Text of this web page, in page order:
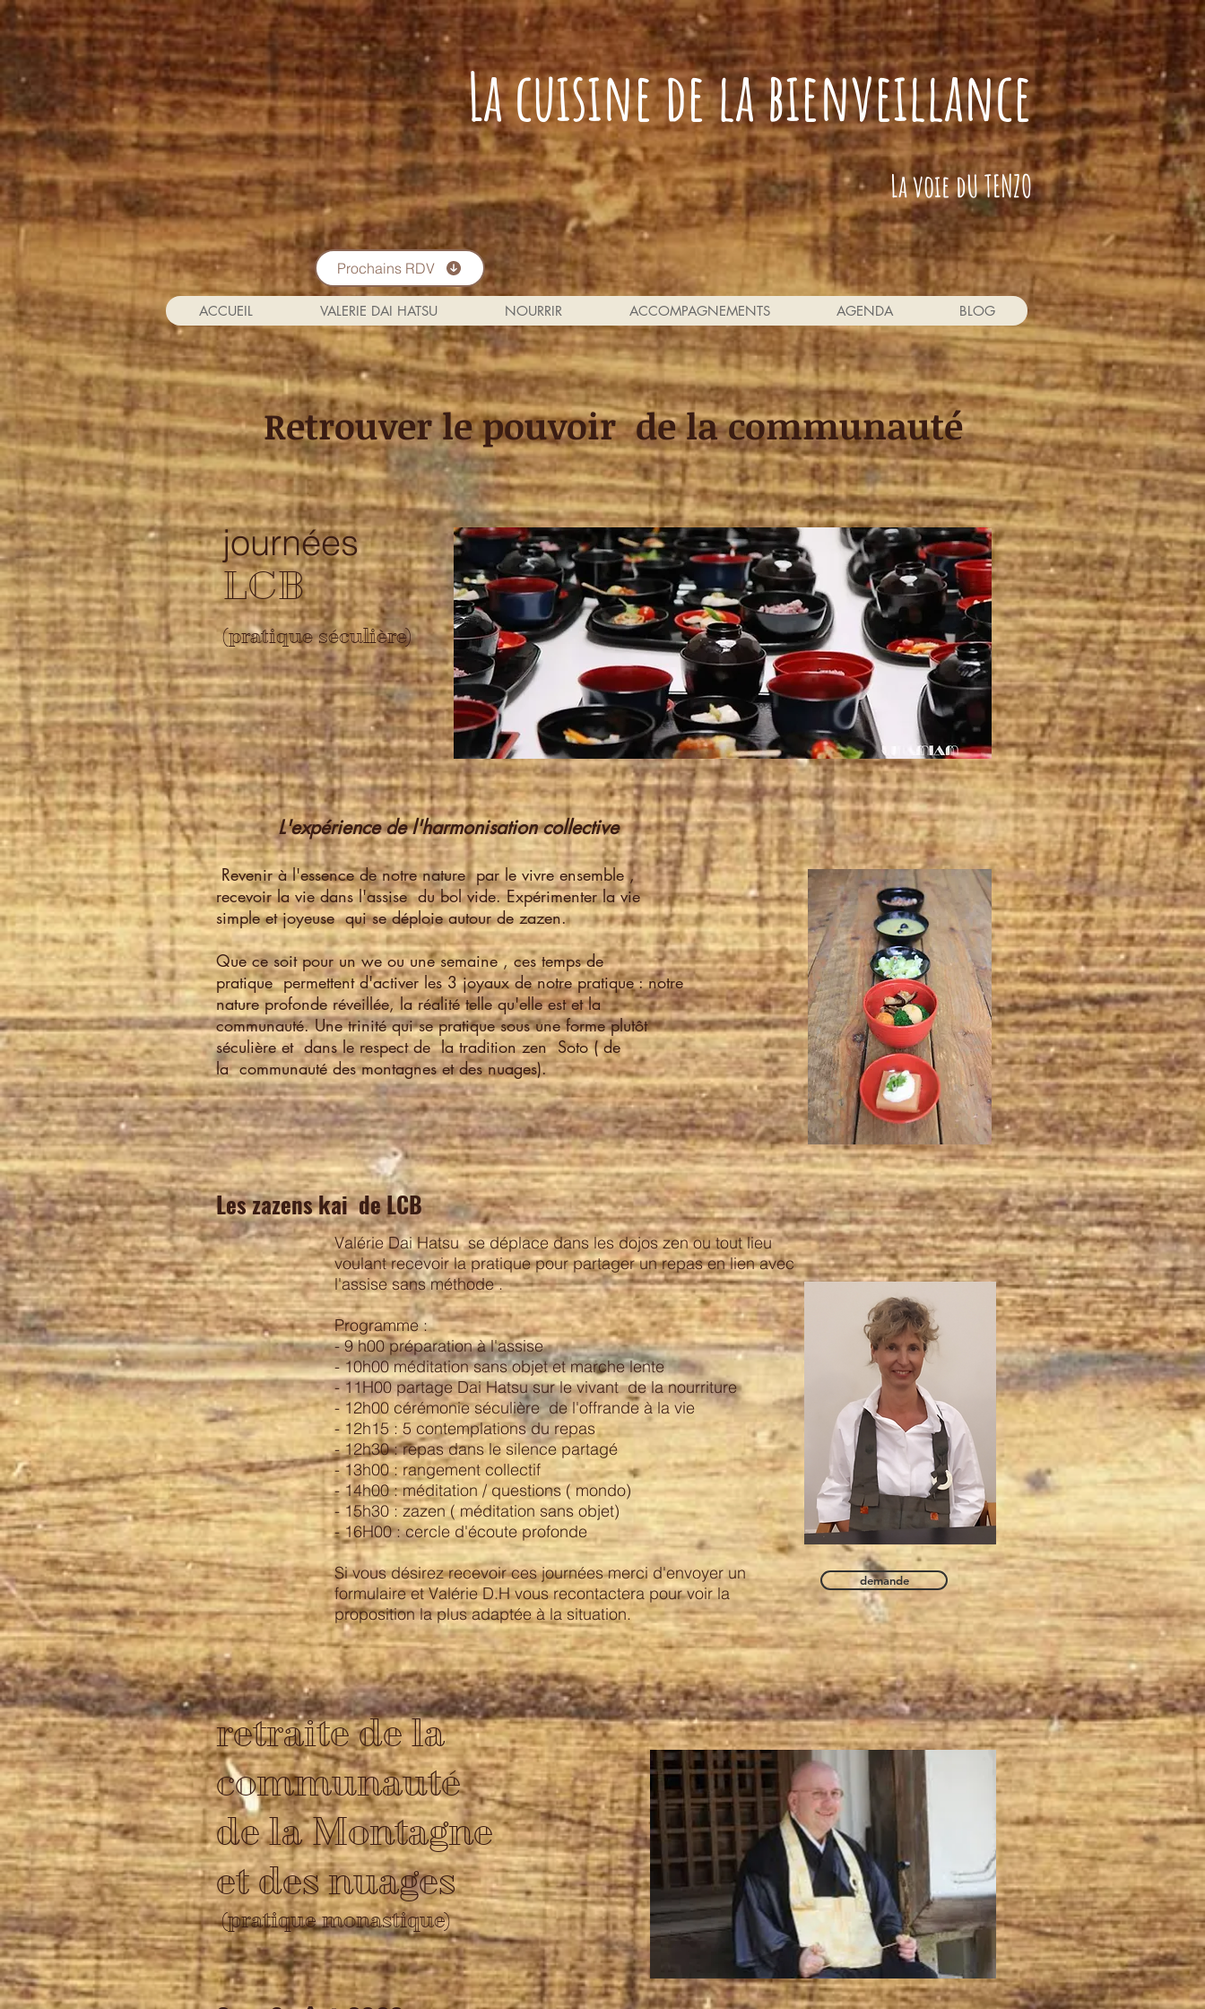
La cuisine de la bienveillance
La voie dU TENZO
Prochains RDV
ACCUEIL VALERIE DAI HATSU NOURRIR ACCOMPAGNEMENTS AGENDA BLOG
Retrouver le pouvoir de la communauté
journées
LCB
(pratique séculière)
L'expérience de l'harmonisation collective
Revenir à l'essence de notre nature par le vivre ensemble ,
recevoir la vie dans l'assise du bol vide. Expérimenter la vie
simple et joyeuse qui se déploie autour de zazen.
Que ce soit pour un we ou une semaine , ces temps de
pratique permettent d'activer les 3 joyaux de notre pratique : notre
nature profonde réveillée, la réalité telle qu'elle est et la
communauté. Une trinité qui se pratique sous une forme plutôt
séculière et dans le respect de la tradition zen Soto ( de
la communauté des montagnes et des nuages).
Les zazens kai de LCB
Valérie Dai Hatsu se déplace dans les dojos zen ou tout lieu
voulant recevoir la pratique pour partager un repas en lien avec
l'assise sans méthode .
Programme :
- 9 h00 préparation à l'assise
- 10h00 méditation sans objet et marche lente
- 11H00 partage Dai Hatsu sur le vivant de la nourriture
- 12h00 cérémonie séculière de l'offrande à la vie
- 12h15 : 5 contemplations du repas
- 12h30 : repas dans le silence partagé
- 13h00 : rangement collectif
- 14h00 : méditation / questions ( mondo)
- 15h30 : zazen ( méditation sans objet)
- 16H00 : cercle d'écoute profonde
Si vous désirez recevoir ces journées merci d'envoyer un
formulaire et Valérie D.H vous recontactera pour voir la
proposition la plus adaptée à la situation.
demande
retraite de la
communauté
de la Montagne
et des nuages
(pratique monastique)